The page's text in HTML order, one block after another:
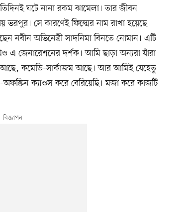
ঘটে নানা রকম ঝামেলা। তার জীবন
সে কারণেই ফিল্মের নাম রাখা হয়েছে
নবীন অভিনেত্রী সাদনিমা বিনতে নোমান। এটি
এ জেনারেশনের দর্শক। আমি ছাড়া অন্যরা যাঁরা
আছে, কমেডি-সার্কাজম আছে। আর আমিই যেহেতু
ক্যাওস করে বেরিয়েছি। মজা করে কাজটি